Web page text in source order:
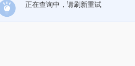
正在查询中，请刷新重试